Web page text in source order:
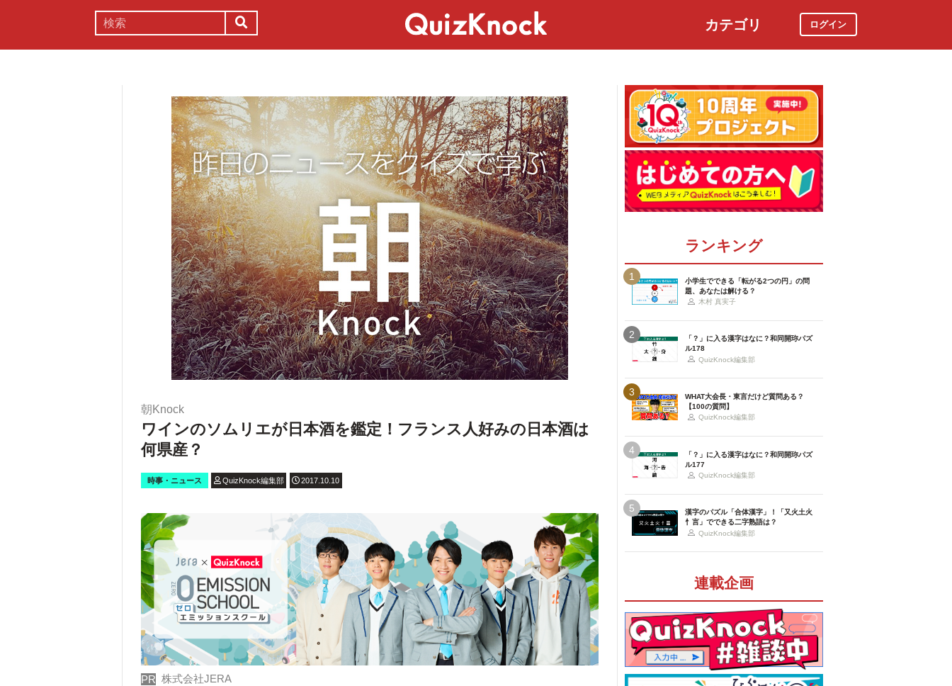
カテゴリ ログイン
朝Knock
ワインのソムリエが日本酒を鑑定！フランス人好みの日本酒は
何県産？
時事・ニュース QuizKnock編集部 2017.10.10
PR 株式会社JERA
ランキング
1
小学生でできる「転がる2つの円」の問
題、あなたは解ける？
木村 真実子
2
「？」に入る漢字はなに？和同開珎パズ
ル178
QuizKnock編集部
3
WHAT大会長・東言だけど質問ある？
【100の質問】
QuizKnock編集部
4
「？」に入る漢字はなに？和同開珎パズ
ル177
QuizKnock編集部
5
漢字のパズル「合体漢字」！「又火土火
忄言」でできる二字熟語は？
QuizKnock編集部
連載企画